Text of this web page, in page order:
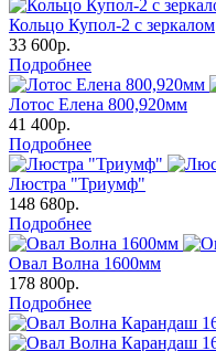
Кольцо Купол-2 с зеркалом
33 600р.
Подробнее
Лотос Елена 800,920мм
41 400р.
Подробнее
Люстра "Триумф"
148 680р.
Подробнее
Овал Волна 1600мм
178 800р.
Подробнее